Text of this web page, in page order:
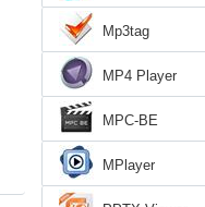
Mp3tag
MP4 Player
MPC-BE
MPlayer